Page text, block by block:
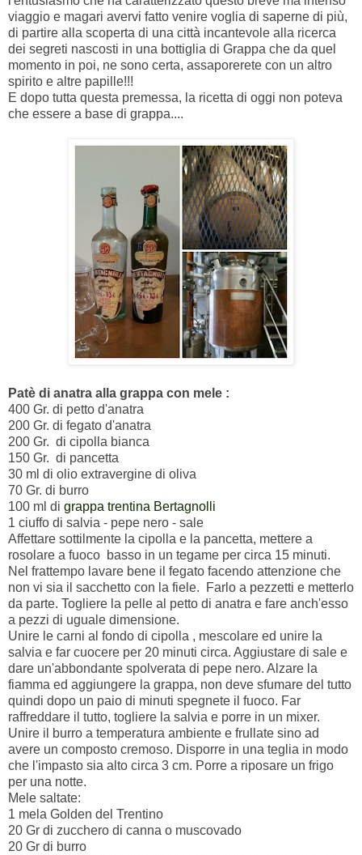
viaggio e magari avervi fatto venire voglia di saperne di più,
di partire alla scoperta di una città incantevole alla ricerca
dei segreti nascosti in una bottiglia di Grappa che da quel
momento in poi, ne sono certa, assaporerete con un altro
spirito e altre papille!!!
E dopo tutta questa premessa, la ricetta di oggi non poteva
che essere a base di grappa....
Patè di anatra alla grappa con mele :
400 Gr. di petto d'anatra
200 Gr. di fegato d'anatra
200 Gr. di cipolla bianca
150 Gr. di pancetta
30 ml di olio extravergine di oliva
70 Gr. di burro
100 ml di grappa trentina Bertagnolli
1 ciuffo di salvia - pepe nero - sale
Affettare sottilmente la cipolla e la pancetta, mettere a
rosolare a fuoco basso in un tegame per circa 15 minuti.
Nel frattempo lavare bene il fegato facendo attenzione che
non vi sia il sacchetto con la fiele. Farlo a pezzetti e metterlo
da parte. Togliere la pelle al petto di anatra e fare anch'esso
a pezzi di uguale dimensione.
Unire le carni al fondo di cipolla , mescolare ed unire la
salvia e far cuocere per 20 minuti circa. Aggiustare di sale e
dare un'abbondante spolverata di pepe nero. Alzare la
fiamma ed aggiungere la grappa, non deve sfumare del tutto
quindi dopo un paio di minuti spegnete il fuoco. Far
raffreddare il tutto, togliere la salvia e porre in un mixer.
Unire il burro a temperatura ambiente e frullate sino ad
avere un composto cremoso. Disporre in una teglia in modo
che l'impasto sia alto circa 3 cm. Porre a riposare un frigo
per una notte.
Mele saltate:
1 mela Golden del Trentino
20 Gr di zucchero di canna o muscovado
20 Gr di burro